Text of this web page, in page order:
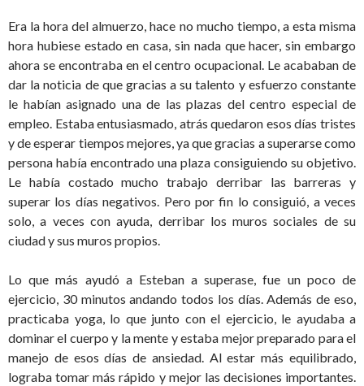
Era la hora del almuerzo, hace no mucho tiempo, a esta misma
hora hubiese estado en casa, sin nada que hacer, sin embargo
ahora se encontraba en el centro ocupacional. Le acababan de
dar la noticia de que gracias a su talento y esfuerzo constante
le habían asignado una de las plazas del centro especial de
empleo. Estaba entusiasmado, atrás quedaron esos días tristes
y de esperar tiempos mejores, ya que gracias a superarse como
persona había encontrado una plaza consiguiendo su objetivo.
Le había costado mucho trabajo derribar las barreras y
superar los días negativos. Pero por fin lo consiguió, a veces
solo, a veces con ayuda, derribar los muros sociales de su
ciudad y sus muros propios.
Lo que más ayudó a Esteban a superase, fue un poco de
ejercicio, 30 minutos andando todos los días. Además de eso,
practicaba yoga, lo que junto con el ejercicio, le ayudaba a
dominar el cuerpo y la mente y estaba mejor preparado para el
manejo de esos días de ansiedad. Al estar más equilibrado,
lograba tomar más rápido y mejor las decisiones importantes.